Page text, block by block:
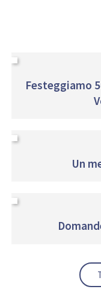
Festeggiamo
Un